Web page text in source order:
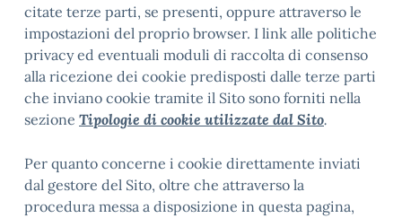
citate terze parti, se presenti, oppure attraverso le
impostazioni del proprio browser. I link alle politiche
privacy ed eventuali moduli di raccolta di consenso
alla ricezione dei cookie predisposti dalle terze parti
che inviano cookie tramite il Sito sono forniti nella
sezione Tipologie di cookie utilizzate dal Sito.
Per quanto concerne i cookie direttamente inviati
dal gestore del Sito, oltre che attraverso la
procedura messa a disposizione in questa pagina,